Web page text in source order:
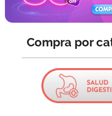
Compra por